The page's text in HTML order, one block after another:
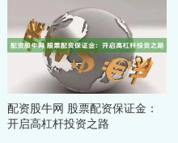
配资股牛网 股票配资保证金：
开启高杠杆投资之路